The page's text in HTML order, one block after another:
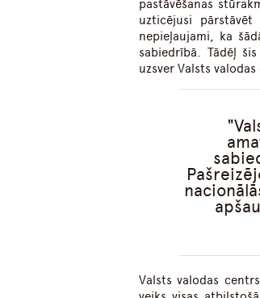
pastāvēšanas
uzticējusi
nepieļaujami, ka
sabiedrībā. Tādēļ
uzsver Valsts
Valsts valodas